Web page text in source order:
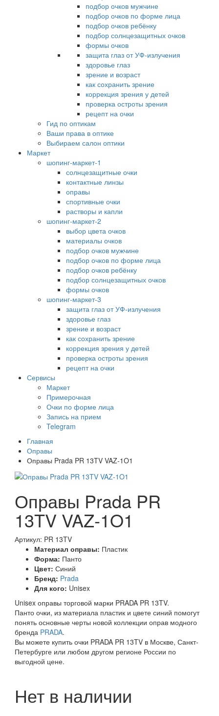
подбор очков мужчине
подбор очков по форме лица
подбор очков ребёнку
подбор солнцезащитных очков
формы очков
защита глаз от УФ-излучения
здоровье глаз
зрение и возраст
как сохранить зрение
коррекция зрения у детей
проверка остроты зрения
рецепт на очки
Гид по оптикам
Ваши права в оптике
Выбираем салон оптики
Маркет
шопинг-маркет-1
солнцезащитные очки
контактные линзы
оправы
спортивные очки
растворы и капли
шопинг-маркет-2
выбор цвета очков
материалы очков
подбор очков мужчине
подбор очков по форме лица
подбор очков ребёнку
подбор солнцезащитных очков
формы очков
шопинг-маркет-3
защита глаз от УФ-излучения
здоровье глаз
зрение и возраст
как сохранить зрение
коррекция зрения у детей
проверка остроты зрения
рецепт на очки
Сервисы
Маркет
Примерочная
Очки по форме лица
Запись на прием
Telegram
Главная
Оправы
Оправы Prada PR 13TV VAZ-1O1
Оправы Prada PR
13TV VAZ-1O1
Артикул: PR 13TV
Материал оправы: Пластик
Форма: Панто
Цвет: Синий
Бренд: Prada
Для кого: Unisex
Unisex оправы торговой марки PRADA PR 13TV.
Панто очки, из материала пластик и цвете синий помогут
понять основные черты новой коллекции оправ модного
бренда PRADA.
Вы можете купить очки PRADA PR 13TV в Москве, Санкт-
Петербурге или любом другом регионе России по
выгодной цене.
Нет в наличии